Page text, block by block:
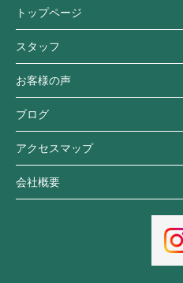
トップページ
スタッフ
お客様の声
ブログ
アクセスマップ
会社概要